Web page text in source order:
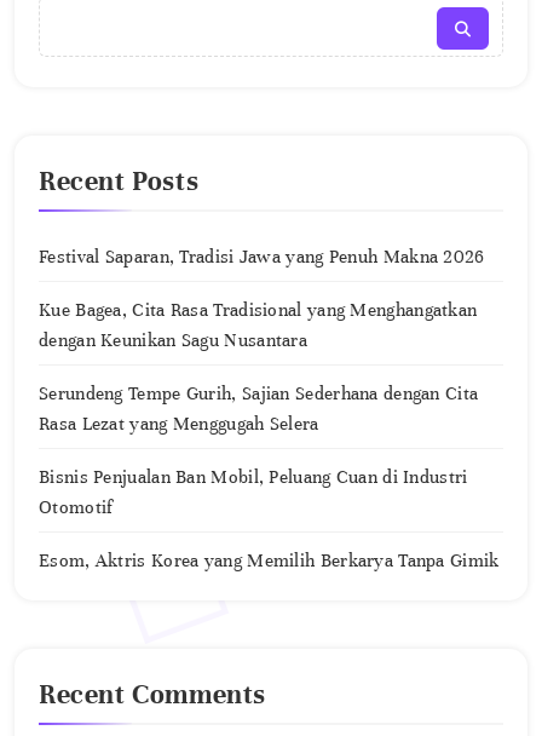
Recent Posts
Festival Saparan, Tradisi Jawa yang Penuh Makna 2026
Kue Bagea, Cita Rasa Tradisional yang Menghangatkan
dengan Keunikan Sagu Nusantara
Serundeng Tempe Gurih, Sajian Sederhana dengan Cita
Rasa Lezat yang Menggugah Selera
Bisnis Penjualan Ban Mobil, Peluang Cuan di Industri
Otomotif
Esom, Aktris Korea yang Memilih Berkarya Tanpa Gimik
Recent Comments